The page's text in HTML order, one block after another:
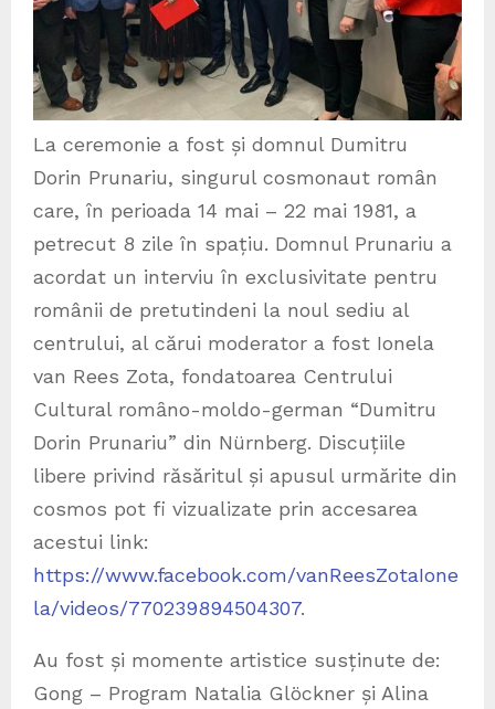
La ceremonie a fost și domnul Dumitru
Dorin Prunariu, singurul cosmonaut romȃn
care, în perioada 14 mai – 22 mai 1981, a
petrecut 8 zile în spațiu. Domnul Prunariu a
acordat un interviu în exclusivitate pentru
românii de pretutindeni la noul sediu al
centrului, al cărui moderator a fost Ionela
van Rees Zota, fondatoarea Centrului
Cultural romȃno-moldo-german “Dumitru
Dorin Prunariu” din Nürnberg. Discuțiile
libere privind răsăritul și apusul urmărite din
cosmos pot fi vizualizate prin accesarea
acestui link:
https://www.facebook.com/vanReesZotaIone
la/videos/770239894504307.
Au fost și momente artistice susținute de:
Gong – Program Natalia Glöckner și Alina